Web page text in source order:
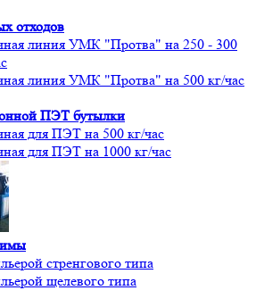
отходов
линия УМК "Протва" на 250 - 300
линия УМК "Протва" на 500 кг/час
ПЭТ бутылки
для ПЭТ на 500 кг/час
для ПЭТ на 1000 кг/час
стренгового типа
щелевого типа